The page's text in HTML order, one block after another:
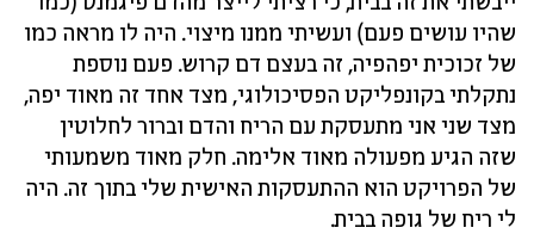
שהיו עושים פעם) ועשיתי ממנו מיצוי. היה לו מראה כמו
של זכוכית יפהפיה, זה בעצם דם קרוש. פעם נוספת
נתקלתי בקונפליקט הפסיכולוגי, מצד אחד זה מאוד יפה,
מצד שני אני מתעסקת עם הריח והדם וברור לחלוטין
שזה הגיע מפעולה מאוד אלימה. חלק מאוד משמעותי
של הפרויקט הוא ההתעסקות האישית שלי בתוך זה. היה
לי ריח של גופה בבית.